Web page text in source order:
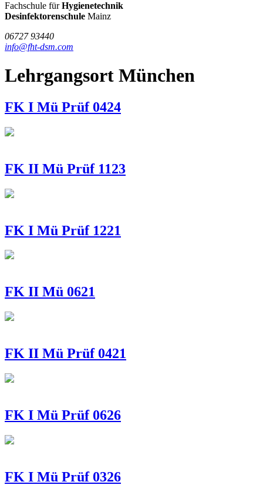
FHT
/
Fachschule fürHygienetechnik
Desinfektorenschule Mainz
06727 93440
info@fht-dsm.com
Lehrgangsort München
FK I Mü Prüf 0424
FK II Mü Prüf 1123
FK I Mü Prüf 1221
FK II Mü 0621
FK II Mü Prüf 0421
FK I Mü Prüf 0626
FK I Mü Prüf 0326